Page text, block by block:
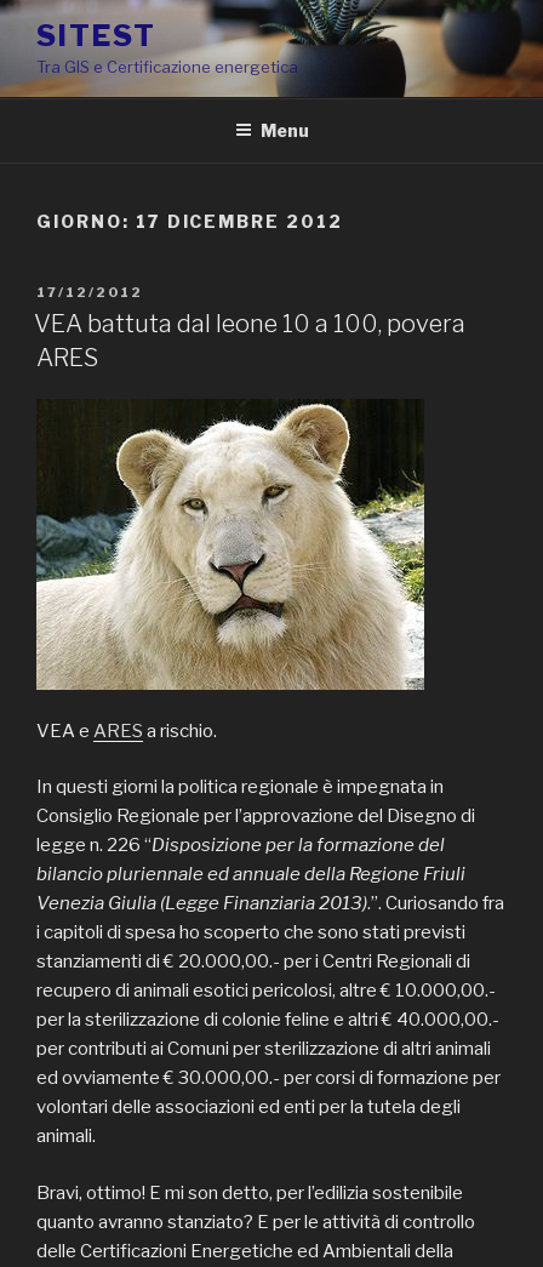
Salta
contenuto
SITEST
Tra GIS e Certificazione energetica
Menu
GIORNO: 17 DICEMBRE 2012
PUBBLICATO
IL
17/12/2012
VEA battuta dal leone 10 a 100, povera
ARES
VEA e ARES a rischio.
In questi giorni la politica regionale è impegnata in
Consiglio Regionale per l’approvazione del Disegno di
legge n. 226 “Disposizione per la formazione del
bilancio pluriennale ed annuale della Regione Friuli
Venezia Giulia (Legge Finanziaria 2013).”. Curiosando fra
i capitoli di spesa ho scoperto che sono stati previsti
stanziamenti di € 20.000,00.- per i Centri Regionali di
recupero di animali esotici pericolosi, altre € 10.000,00.-
per la sterilizzazione di colonie feline e altri € 40.000,00.-
per contributi ai Comuni per sterilizzazione di altri animali
ed ovviamente € 30.000,00.- per corsi di formazione per
volontari delle associazioni ed enti per la tutela degli
animali.
Bravi, ottimo! E mi son detto, per l’edilizia sostenibile
quanto avranno stanziato? E per le attività di controllo
delle Certificazioni Energetiche ed Ambientali della